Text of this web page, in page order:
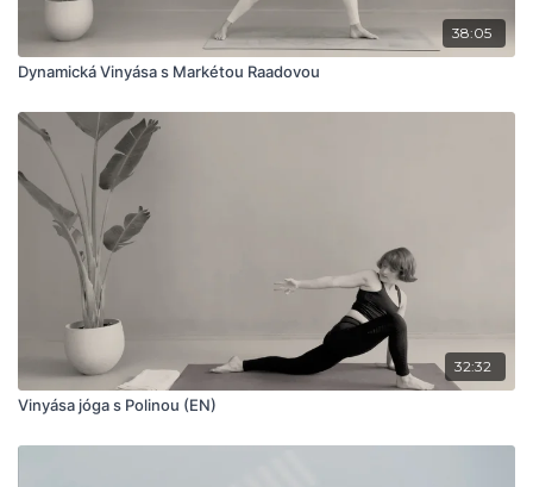
38:05
Dynamická Vinyása s Markétou Raadovou
32:32
Vinyása jóga s Polinou (EN)